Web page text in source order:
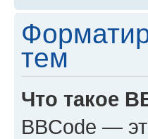
тем
Что такое
BBCode —